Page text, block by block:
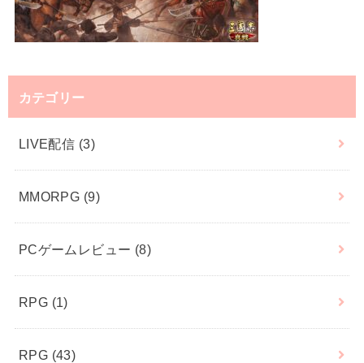
カテゴリー
LIVE配信 (3)
MMORPG (9)
PCゲームレビュー (8)
RPG (1)
RPG (43)